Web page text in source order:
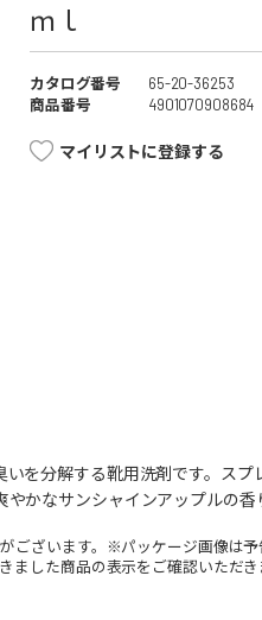
ｍｌ
カタログ番号
65-20-36253
商品番号
4901070908684
マイリストに登録する
を分解する靴用洗剤です。ス
かなサンシャインアップルの香
ございます。※パッケージ画像は
ました商品の表示をご確認いただき